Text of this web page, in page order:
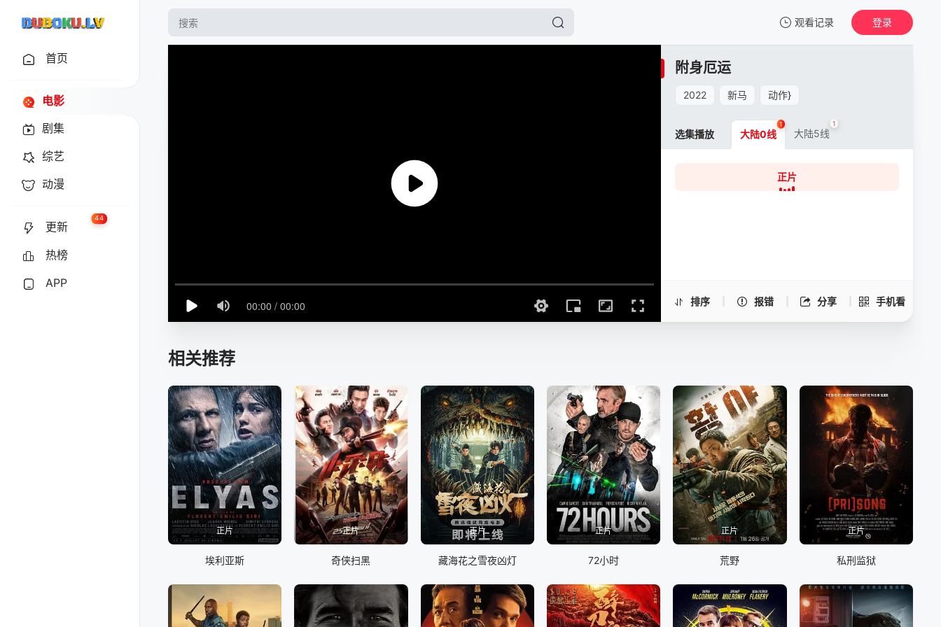
观看记录
我的观影记录
登录
首页
电影
剧集
综艺
动漫
更新
44
热榜
APP
附身厄运
2022 新马 动作}
排序 报错 分享 手机看
附身厄运 -正片
选集播放 大陆0线
1
大陆5线
1
正片
相关推荐
正片
埃利亚斯
正片
奇侠扫黑
正片
藏海花之雪夜凶灯
正片
72小时
正片
荒野
正片
私刑监狱